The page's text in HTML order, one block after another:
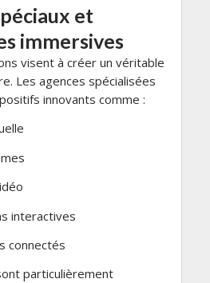
et
immersives
visent à créer un véritable
Les agences spécialisées
innovants comme :
interactives
connectés
particulièrement